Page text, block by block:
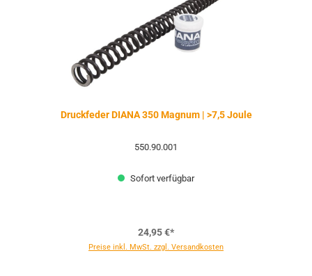
Druckfeder DIANA 350 Magnum | >7,5 Joule
550.90.001
Sofort verfügbar
24,95 €*
Preise inkl. MwSt. zzgl. Versandkosten